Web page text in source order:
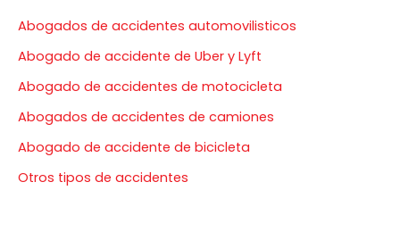
b
o
o
k
t
e
r
a
g
r
a
m
u
b
e
Abogados de accidentes automovilisticos
Abogado de accidente de Uber y Lyft
Abogado de accidentes de motocicleta
Abogados de accidentes de camiones
Abogado de accidente de bicicleta
Otros tipos de accidentes